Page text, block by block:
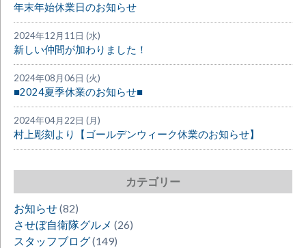
年末年始休業日のお知らせ
2024年12月11日 (水)
新しい仲間が加わりました！
2024年08月06日 (火)
■2024夏季休業のお知らせ■
2024年04月22日 (月)
村上彫刻より【ゴールデンウィーク休業のお知らせ】
カテゴリー
お知らせ(82)
させぼ自衛隊グルメ (26)
スタッフブログ(149)